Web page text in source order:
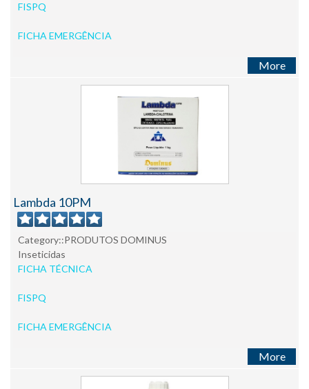
FISPQ
FICHA EMERGÊNCIA
More
Lambda 10PM
Category::PRODUTOS DOMINUS
Inseticidas
FICHA TÉCNICA
FISPQ
FICHA EMERGÊNCIA
More